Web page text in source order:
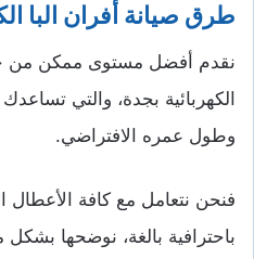
طرق صيانة أفران البا
نقدم أفضل مستوى ممكن من
الكهربائية بجدة، والتي
وطول عمره الافتراضي.
فنحن نتعامل مع كافة الأعطال
باحترافية بالغة، نوضحها